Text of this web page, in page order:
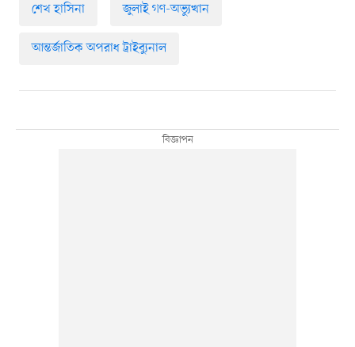
শেখ হাসিনা জুলাই গণ-অভ্যুত্থান
আন্তর্জাতিক অপরাধ ট্রাইব্যুনাল